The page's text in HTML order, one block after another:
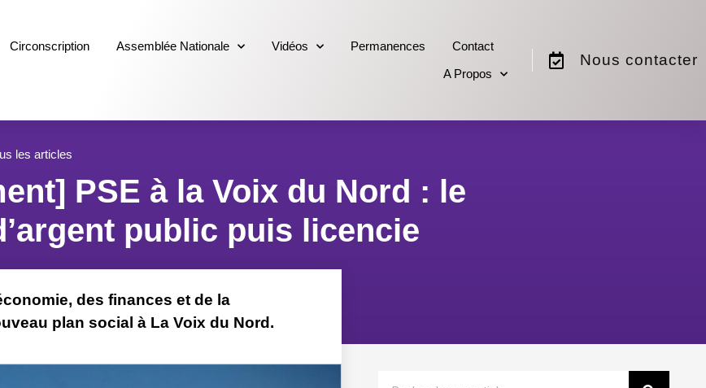
Circonscription Assemblée Nationale Vidéos Permanences
Contact
A Propos
Nous contacter
les articles
PSE à la Voix du Nord : le
public puis licencie
des finances et de la
plan social à La Voix du Nord.